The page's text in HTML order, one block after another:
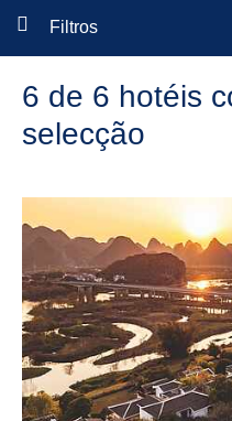
Filtros
6 de 6 hotéis
selecção